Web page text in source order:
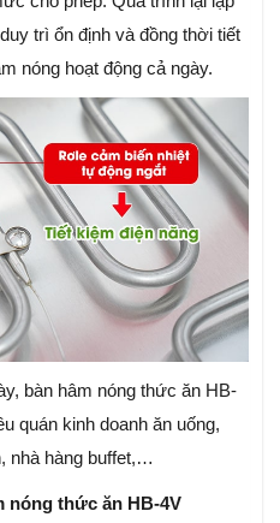
trì ổn định và đồng thời tiết
nóng hoạt động cả ngày.
bàn hâm nóng thức ăn HB-
quán kinh doanh ăn uống,
nhà hàng buffet,…
nóng thức ăn HB-4V